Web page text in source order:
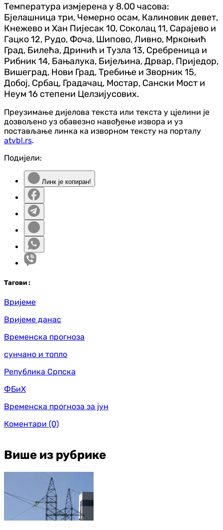
Температура измјерена у 8.00 часова:
Бјелашница три, Чемерно осам, Калиновик девет,
Кнежево и Хан Пијесак 10, Соколац 11, Сарајево и
Гацко 12, Рудо, Фоча, Шипово, Ливно, Мркоњић
Град, Билећа, Дринић и Тузла 13, Сребреница и
Рибник 14, Бањалука, Бијељина, Дрвар, Приједор,
Вишеград, Нови Град, Требиње и Зворник 15,
Добој, Србац, Градачац, Мостар, Сански Мост и
Неум 16 степени Целзијусових.
Преузимање дијелова текста или текста у цјелини је
дозвољено уз обавезно навођење извора и уз
постављање линка ка изворном тексту на порталу
atvbl.rs.
Подијели:
Линк је копиран!
Тагови :
Вријеме
Вријеме данас
Временска прогноза
сунчано и топло
Република Српска
ФБиХ
Временска прогноза за јун
Коментари (0)
Више из рубрике